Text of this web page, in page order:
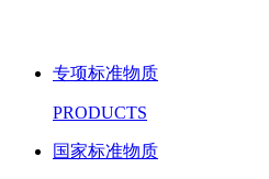
专项标准物质
PRODUCTS
国家标准物质